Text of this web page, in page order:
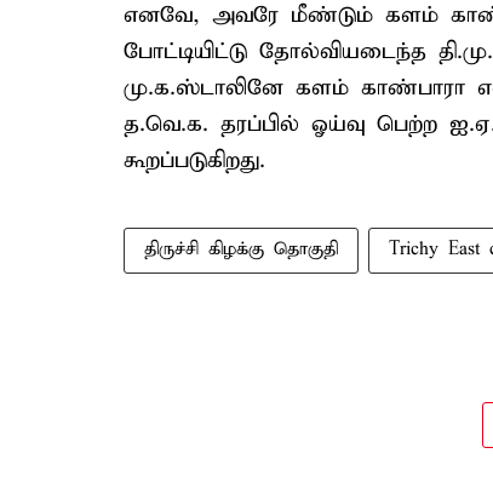
எனவே, அவரே மீண்டும் களம்
போட்டியிட்டு தோல்வியடைந்த
மு.க.ஸ்டாலினே களம் காண்பாரா
த.வெ.க. தரப்பில் ஓய்வு பெற்ற
கூறப்படுகிறது.
திருச்சி கிழக்கு தொகுதி Trichy East